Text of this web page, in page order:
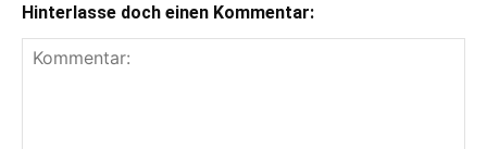
Hinterlasse doch einen Kommentar: